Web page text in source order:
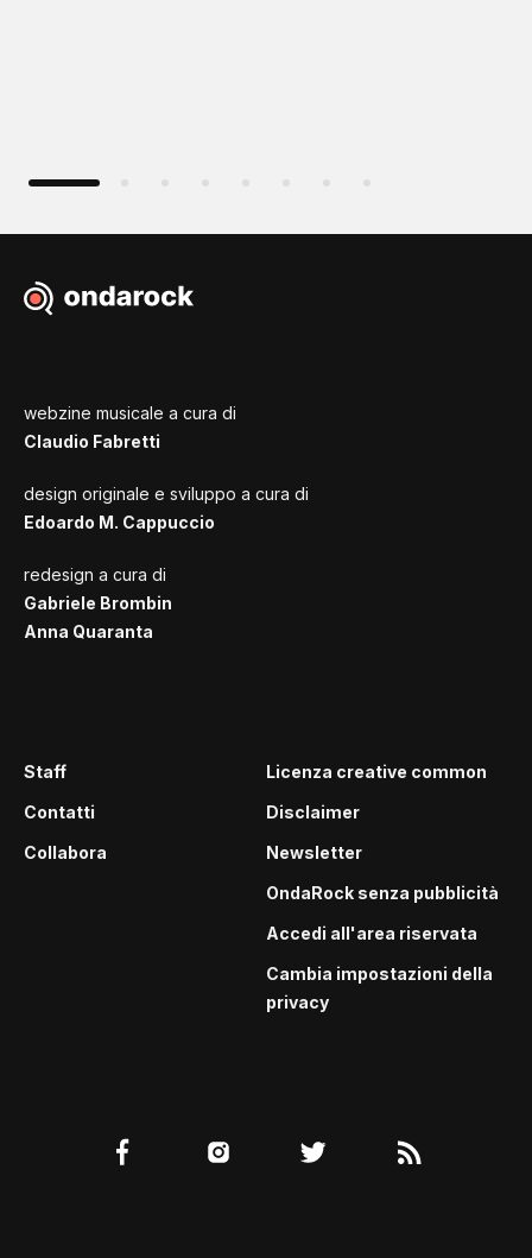
webzine musicale a cura di
Claudio Fabretti
design originale e sviluppo a cura di
Edoardo M. Cappuccio
redesign a cura di
Gabriele Brombin
Anna Quaranta
Staff
Contatti
Collabora
Licenza creative common
Disclaimer
Newsletter
OndaRock senza pubblicità
Accedi all'area riservata
Cambia impostazioni della
privacy